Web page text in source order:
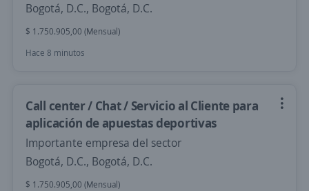
Bogotá, D.C., Bogotá, D.C.
$ 1.750.905,00 (Mensual)
Hace 8 minutos
Call center / Chat / Servicio al Cliente para
aplicación de apuestas deportivas
Importante empresa del sector
Bogotá, D.C., Bogotá, D.C.
$ 1.750.905,00 (Mensual)